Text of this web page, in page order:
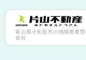
富山県小矢部市の地域密着
会社